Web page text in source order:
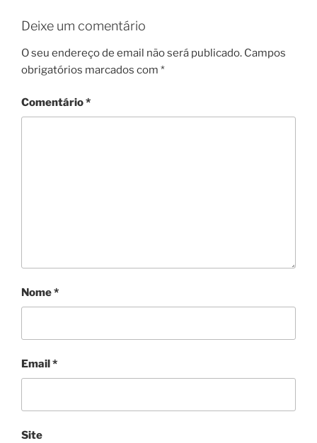
Deixe um comentário
O seu endereço de email não será publicado. Campos
obrigatórios marcados com *
Comentário*
Nome*
Email*
Site